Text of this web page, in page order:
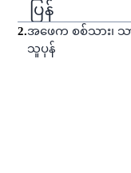
ပြန်
2.အဖေက စစ်သား၊ သ
သူပုန်